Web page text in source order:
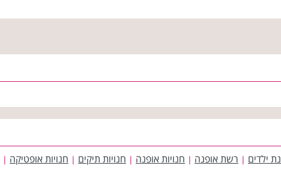
ילדים | רשת אופנה | חנויות אופנה | חנויות תיקים | חנויות אופטיקה |